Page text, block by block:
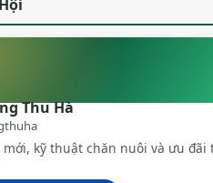
Thu Hà
mới, kỹ thuật chăn nuôi và ưu đãi